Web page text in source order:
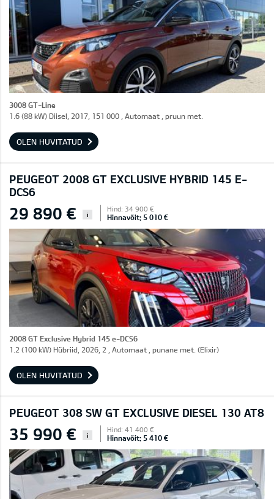
3008 GT-Line
1.6 (88 kW) Diisel, 2017, 151 000 , Automaat , pruun met.
OLEN HUVITATUD
PEUGEOT 2008 GT EXCLUSIVE HYBRID 145 E-
DCS6
29 890 € i
Hind: 34 900 €
Hinnavõit: 5 010 €
2008 GT Exclusive Hybrid 145 e-DCS6
1.2 (100 kW) Hübriid, 2026, 2 , Automaat , punane met. (Elixir)
OLEN HUVITATUD
PEUGEOT 308 SW GT EXCLUSIVE DIESEL 130 AT8
35 990 € i
Hind: 41 400 €
Hinnavõit: 5 410 €